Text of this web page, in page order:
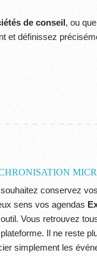
de conseil, ou
et définissez
conservez
sens vos agendas
Vous retrouvez
Il ne reste
simplement les